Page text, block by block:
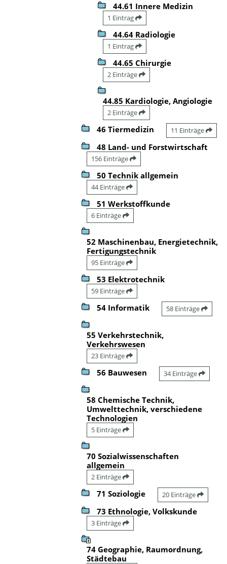
44.61 Innere Medizin
1 Eintrag
44.64 Radiologie
1 Eintrag
44.65 Chirurgie
2 Einträge
44.85 Kardiologie, Angiologie
2 Einträge
46 Tiermedizin 11 Einträge
48 Land- und Forstwirtschaft
156 Einträge
50 Technik allgemein
44 Einträge
51 Werkstoffkunde
6 Einträge
52 Maschinenbau, Energietechnik,
Fertigungstechnik
95 Einträge
53 Elektrotechnik
59 Einträge
54 Informatik 58 Einträge
55 Verkehrstechnik,
Verkehrswesen
23 Einträge
56 Bauwesen 34 Einträge
58 Chemische Technik,
Umwelttechnik, verschiedene
Technologien
5 Einträge
70 Sozialwissenschaften
allgemein
2 Einträge
71 Soziologie 20 Einträge
73 Ethnologie, Volkskunde
3 Einträge
74 Geographie, Raumordnung,
Städtebau